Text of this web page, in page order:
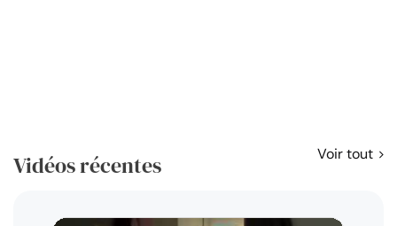
Vidéos récentes Voir tout